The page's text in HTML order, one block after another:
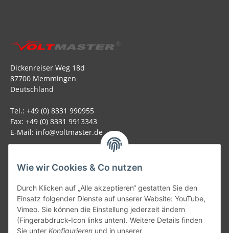
Wie wir Cookies & Co nutzen
Durch Klicken auf „Alle akzeptieren“ gestatten Sie den
Einsatz folgender Dienste auf unserer Website: YouTube,
Vimeo. Sie können die Einstellung jederzeit ändern
(Fingerabdruck-Icon links unten). Weitere Details finden
Sie unter Konfigurieren und in unserer
Dickenreiser Weg 18d
87700 Memmingen
Deutschland
Tel.: +49 (0) 8331 990955
Fax: +49 (0) 8331 9913343
E-Mail: info@voltmaster.de
Allgemein